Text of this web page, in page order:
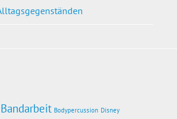
Bandarbeit Bodypercussion Disney